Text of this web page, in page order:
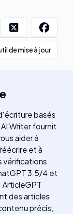
de mise à jour
basés
Writer fournit
aider à
et à
vérifications
3.5/4 et
ArticleGPT
des articles
précis,